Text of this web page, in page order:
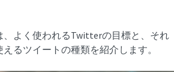
、よく使われるTwitterの目標と、それ
るツイートの種類を紹介します。